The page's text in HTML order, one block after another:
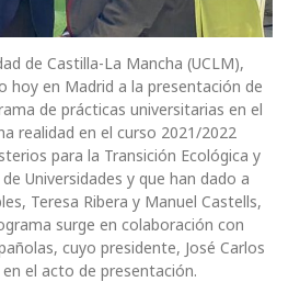
de Castilla-La Mancha (UCLM),
hoy en Madrid a la presentación de
de prácticas universitarias en el
realidad en el curso 2021/2022
para la Transición Ecológica y
Universidades y que han dado a
Teresa Ribera y Manuel Castells,
surge en colaboración con
cuyo presidente, José Carlos
el acto de presentación.